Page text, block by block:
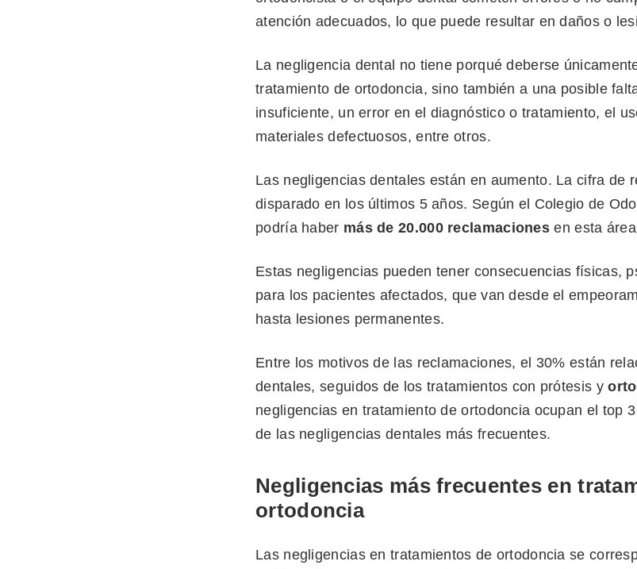
atención adecuados, lo que puede resultar en daños o
La negligencia dental no tiene porqué deberse
tratamiento de ortodoncia, sino también a una posible
insuficiente, un error en el diagnóstico o tratamiento, el
materiales defectuosos, entre otros.
Las negligencias dentales están en aumento. La cifra de
disparado en los últimos 5 años. Según el Colegio de
podría haber más de 20.000 reclamaciones en esta
Estas negligencias pueden tener consecuencias físicas,
para los pacientes afectados, que van desde el
hasta lesiones permanentes.
Entre los motivos de las reclamaciones, el 30% están
dentales, seguidos de los tratamientos con prótesis y
negligencias en tratamiento de ortodoncia ocupan el top
de las negligencias dentales más frecuentes.
Negligencias más frecuentes en
ortodoncia
Las negligencias en tratamientos de ortodoncia se